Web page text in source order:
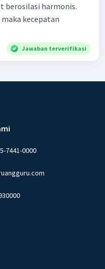
berosilasi harmonis.
kecepatan
Jawaban terverifikasi
7441-0000